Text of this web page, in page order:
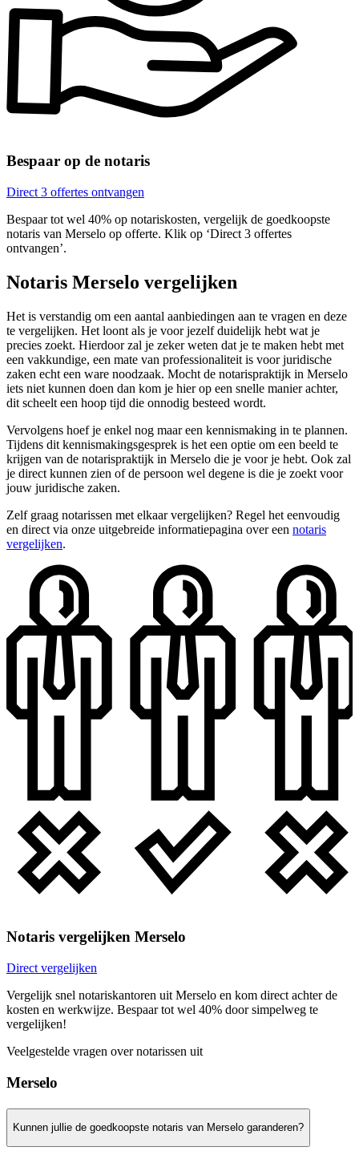
Bespaar op de notaris
Direct 3 offertes ontvangen
Bespaar tot wel 40% op notariskosten, vergelijk de goedkoopste
notaris van Merselo op offerte. Klik op ‘Direct 3 offertes
ontvangen’.
Notaris Merselo vergelijken
Het is verstandig om een aantal aanbiedingen aan te vragen en deze
te vergelijken. Het loont als je voor jezelf duidelijk hebt wat je
precies zoekt. Hierdoor zal je zeker weten dat je te maken hebt met
een vakkundige, een mate van professionaliteit is voor juridische
zaken echt een ware noodzaak. Mocht de notarispraktijk in Merselo
iets niet kunnen doen dan kom je hier op een snelle manier achter,
dit scheelt een hoop tijd die onnodig besteed wordt.
Vervolgens hoef je enkel nog maar een kennismaking in te plannen.
Tijdens dit kennismakingsgesprek is het een optie om een beeld te
krijgen van de notarispraktijk in Merselo die je voor je hebt. Ook zal
je direct kunnen zien of de persoon wel degene is die je zoekt voor
jouw juridische zaken.
Zelf graag notarissen met elkaar vergelijken? Regel het eenvoudig
en direct via onze uitgebreide informatiepagina over een notaris
vergelijken.
Notaris vergelijken Merselo
Direct vergelijken
Vergelijk snel notariskantoren uit Merselo en kom direct achter de
kosten en werkwijze. Bespaar tot wel 40% door simpelweg te
vergelijken!
Veelgestelde vragen over notarissen uit
Merselo
Kunnen jullie de goedkoopste notaris van Merselo garanderen?